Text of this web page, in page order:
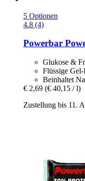
5 Optionen
4.8 (4)
Powerbar
Glukose &
Flüssige
Beinhaltet
€ 2,69 (€ 40,15 / l)
Zustellung bis 11.